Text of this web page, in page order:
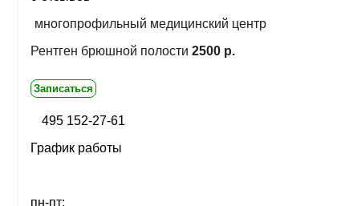
многопрофильный медицинский центр
Рентген брюшной полости 2500 р.
Записаться
495 152-27-61
График работы
пн-пт: